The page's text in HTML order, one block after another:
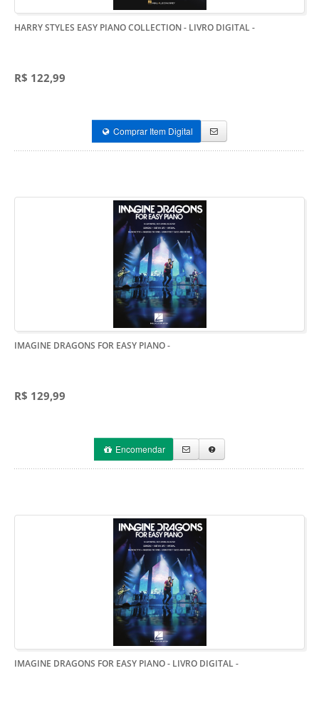
HARRY STYLES EASY PIANO COLLECTION - LIVRO DIGITAL-
R$ 122,99
Comprar Item Digital
IMAGINE DRAGONS FOR EASY PIANO-
R$ 129,99
Encomendar
IMAGINE DRAGONS FOR EASY PIANO - LIVRO DIGITAL-